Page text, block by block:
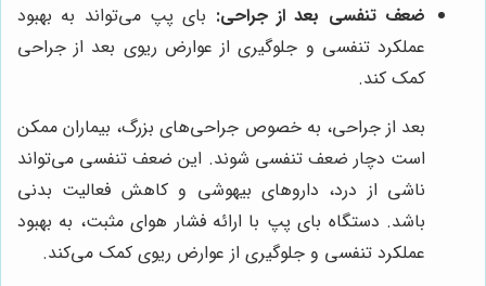
ضعف تنفسی بعد از جراحی: بای پپ می‌تواند به بهبود
عملکرد تنفسی و جلوگیری از عوارض ریوی بعد از جراحی
کمک کند.
بعد از جراحی، به خصوص جراحی‌های بزرگ، بیماران ممکن
است دچار ضعف تنفسی شوند. این ضعف تنفسی می‌تواند
ناشی از درد، داروهای بیهوشی و کاهش فعالیت بدنی
باشد. دستگاه بای پپ با ارائه فشار هوای مثبت، به بهبود
عملکرد تنفسی و جلوگیری از عوارض ریوی کمک می‌کند.